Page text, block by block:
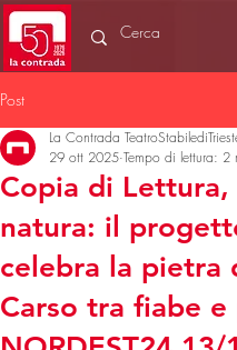
Post
Copia di
natura: il
celebra la pietra
Carso tra fiabe e
La Contrada
29 ott 2025 Tempo di lettura: 2